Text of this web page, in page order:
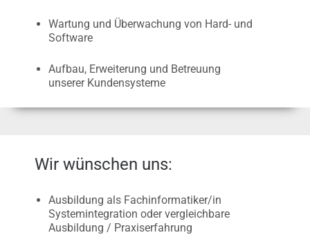
Wartung und Überwachung von Hard- und
Software
Aufbau, Erweiterung und Betreuung
unserer Kundensysteme
Wir wünschen uns:
Ausbildung als Fachinformatiker/in
Systemintegration oder vergleichbare
Ausbildung / Praxiserfahrung